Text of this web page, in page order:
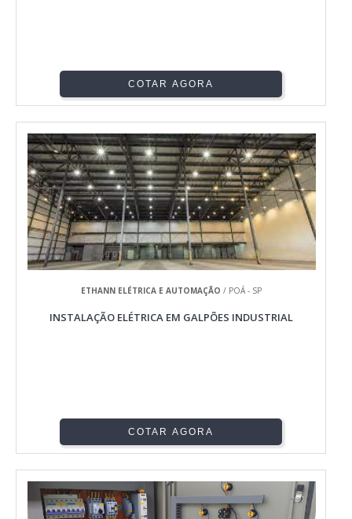
COTAR AGORA
ETHANN ELÉTRICA E AUTOMAÇÃO / POÁ - SP
INSTALAÇÃO ELÉTRICA EM GALPÕES INDUSTRIAL
COTAR AGORA